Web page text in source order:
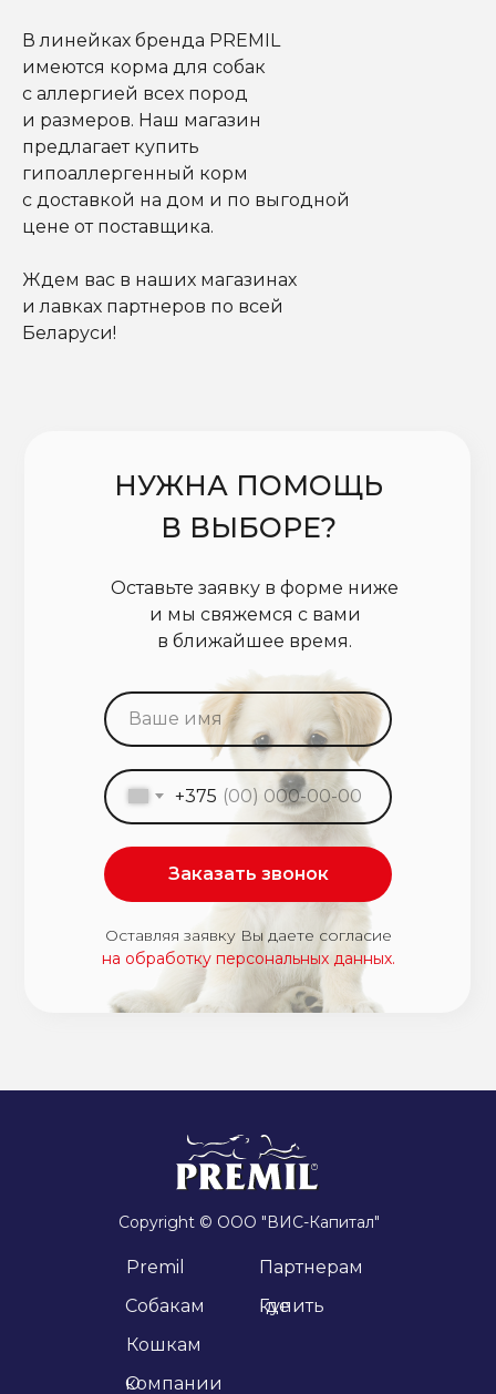
В линейках бренда PREMIL
имеются корма для собак
с аллергией всех пород
и размеров. Наш магазин
предлагает купить
гипоаллергенный корм
с доставкой на дом и по выгодной
цене от поставщика.
Ждем вас в наших магазинах
и лавках партнеров по всей
Беларуси!
НУЖНА ПОМОЩЬ
В ВЫБОРЕ?
Оставьте заявку в форме ниже
и мы свяжемся с вами
в ближайшее время.
+375
Заказать звонок
Оставляя заявку Вы даете согласие
на обработку персональных данных.
Copyright © ООО "ВИС-Капитал"
Premil
Cобакам
Кошкам
О компании
Партнерам
Где купить